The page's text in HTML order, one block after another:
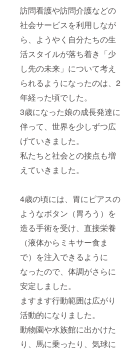
訪問看護や訪問介護などの
社会サービスを利用しなが
ら、ようやく自分たちの生
活スタイルが落ち着き「少
し先の未来」について考え
られるようになったのは、2
年経った頃でした。
3歳になった娘の成長発達に
伴って、世界を少しずつ広
げていきました。
私たちと社会との接点も増
えていきました。
4歳の頃には、胃にピアスの
ようなボタン（胃ろう）を
造る手術を受け、直接栄養
（液体からミキサー食ま
で）を注入できるように
なったので、体調がさらに
安定しました。
ますます行動範囲は広がり
活動的になりました。
動物園や水族館に出かけた
り、馬に乗ったり、気球に